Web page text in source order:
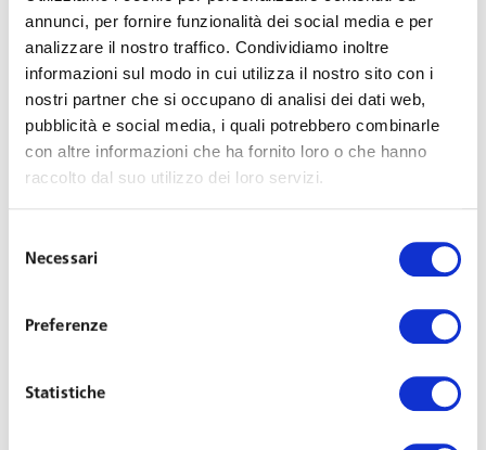
annunci, per fornire funzionalità dei social media e per
analizzare il nostro traffico. Condividiamo inoltre
informazioni sul modo in cui utilizza il nostro sito con i
nostri partner che si occupano di analisi dei dati web,
pubblicità e social media, i quali potrebbero combinarle
con altre informazioni che ha fornito loro o che hanno
raccolto dal suo utilizzo dei loro servizi.
delNecessari
Preferenze
Statistiche
dalle azioni attribuite in sostituzione di premi di
risultato di cui alla Legge 208/2015, per un
importo non superiore a 1.500 euro annui, siano
esenti dalle imposte sui redditi per il 50 per cento
del loro ammontare.
È inoltre confermata la possibilità per le società di
azioni in sostituzione dei premi di risultato, il cui valore, a
di lavoro dipendente e non è soggetto all’imposta